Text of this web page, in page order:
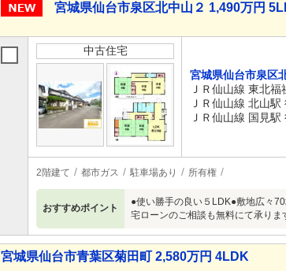
宮城県仙台市泉区北中山２ 1,490万円
中古住宅
宮城県仙台市泉区
ＪＲ仙山線 東北
ＪＲ仙山線 北山
ＪＲ仙山線 国見
2階建て 都市ガス 駐車場あり 所有権
おすすめポイント
●使い勝手の良い５LDK●敷地広々
宅ローンのご相談も無料にて承りま
宮城県仙台市青葉区菊田町 2,580万円 4LDK